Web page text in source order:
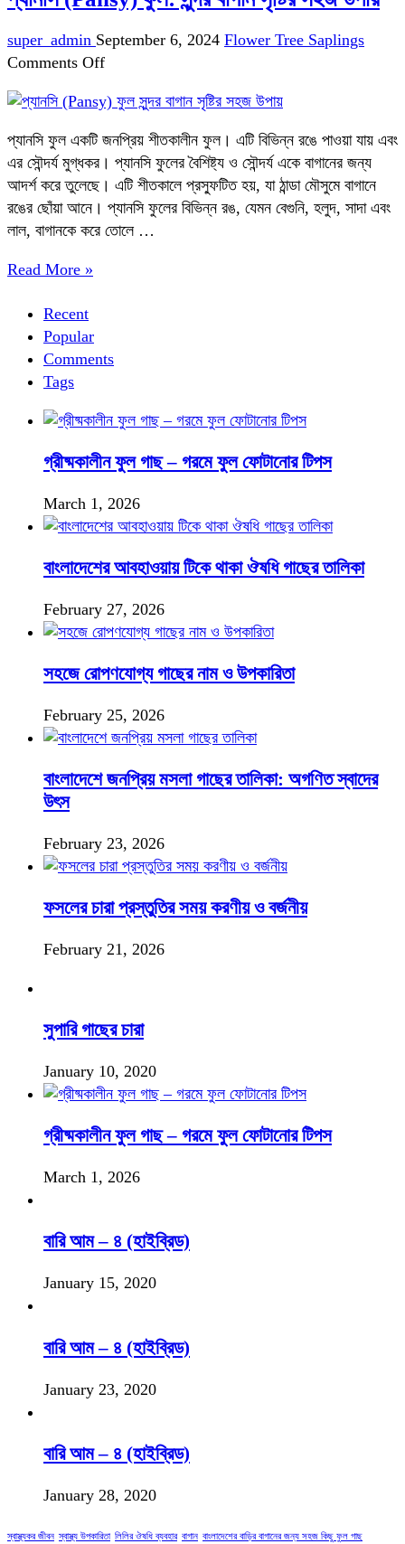
super_admin September 6, 2024 Flower Tree Saplings
Comments Offon
(Pansy)
ফুল:
সুন্দর
বাগান
সৃষ্টির
সহজ
উপায়
প্যানসি ফুল একটি জনপ্রিয় শীতকালীন ফুল। এটি বিভিন্ন রঙে পাওয়া যায় এবং
এর সৌন্দর্য মুগ্ধকর। প্যানসি ফুলের বৈশিষ্ট্য ও সৌন্দর্য একে বাগানের জন্য
আদর্শ করে তুলেছে। এটি শীতকালে প্রস্ফুটিত হয়, যা ঠান্ডা মৌসুমে বাগানে
রঙের ছোঁয়া আনে। প্যানসি ফুলের বিভিন্ন রঙ, যেমন বেগুনি, হলুদ, সাদা এবং
লাল, বাগানকে করে তোলে …
Read More »
Recent
Popular
Comments
Tags
গ্রীষ্মকালীন ফুল গাছ – গরমে ফুল ফোটানোর টিপস
March 1, 2026
বাংলাদেশের আবহাওয়ায় টিকে থাকা ঔষধি গাছের তালিকা
February 27, 2026
সহজে রোপণযোগ্য গাছের নাম ও উপকারিতা
February 25, 2026
বাংলাদেশে জনপ্রিয় মসলা গাছের তালিকা: অগণিত স্বাদের
উৎস
February 23, 2026
ফসলের চারা প্রস্তুতির সময় করণীয় ও বর্জনীয়
February 21, 2026
সুপারি গাছের চারা
January 10, 2020
গ্রীষ্মকালীন ফুল গাছ – গরমে ফুল ফোটানোর টিপস
March 1, 2026
বারি আম – ৪ (হাইব্রিড)
January 15, 2020
বারি আম – ৪ (হাইব্রিড)
January 23, 2020
বারি আম – ৪ (হাইব্রিড)
January 28, 2020
স্বাস্থ্যকর জীবন স্বাস্থ্য উপকারিতা লিলির ঔষধি ব্যবহার বাগান বাংলাদেশের বাড়ির বাগানের জন্য সহজ কিছু ফুল গাছ